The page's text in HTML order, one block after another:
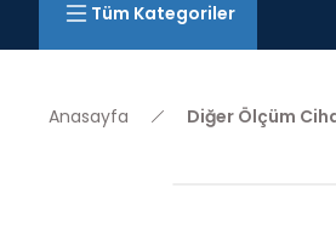
Tüm Kategoriler
Anasayfa Diğer Ölçüm